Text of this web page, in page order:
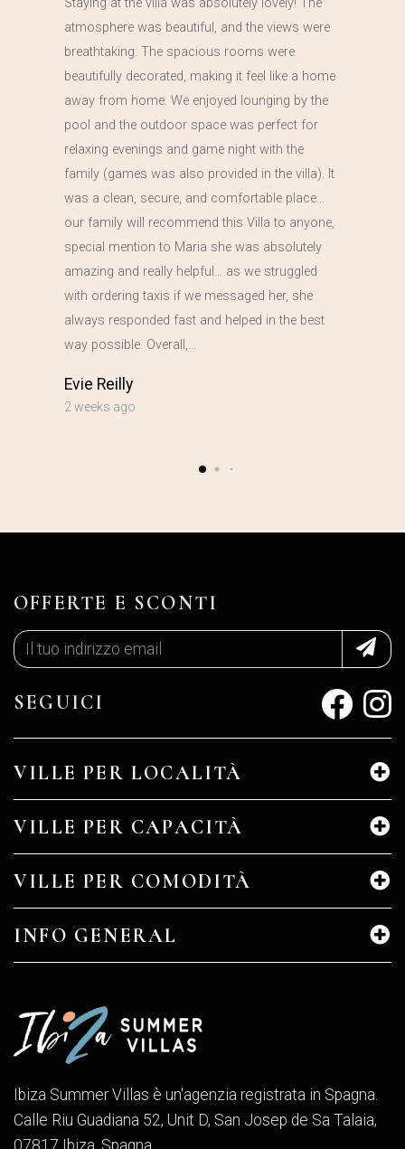
Staying at the villa was absolutely lovely! The
atmosphere was beautiful, and the views were
breathtaking. The spacious rooms were
beautifully decorated, making it feel like a home
away from home. We enjoyed lounging by the
pool and the outdoor space was perfect for
relaxing evenings and game night with the
family (games was also provided in the villa). It
was a clean, secure, and comfortable place…
our family will recommend this Villa to anyone,
special mention to Maria she was absolutely
amazing and really helpful… as we struggled
with ordering taxis if we messaged her, she
always responded fast and helped in the best
way possible. Overall,…
Evie Reilly
2 weeks ago
Ibiza Summer Villas è un'agenzia registrata in Spagna.
Calle Riu Guadiana 52, Unit D, San Josep de Sa Talaia,
VILLE PER LOCALITÀ
VILLE PER CAPACITÀ
VILLE PER COMODITÀ
INFO GENERAL
OFFERTE E SCONTI
SEGUICI